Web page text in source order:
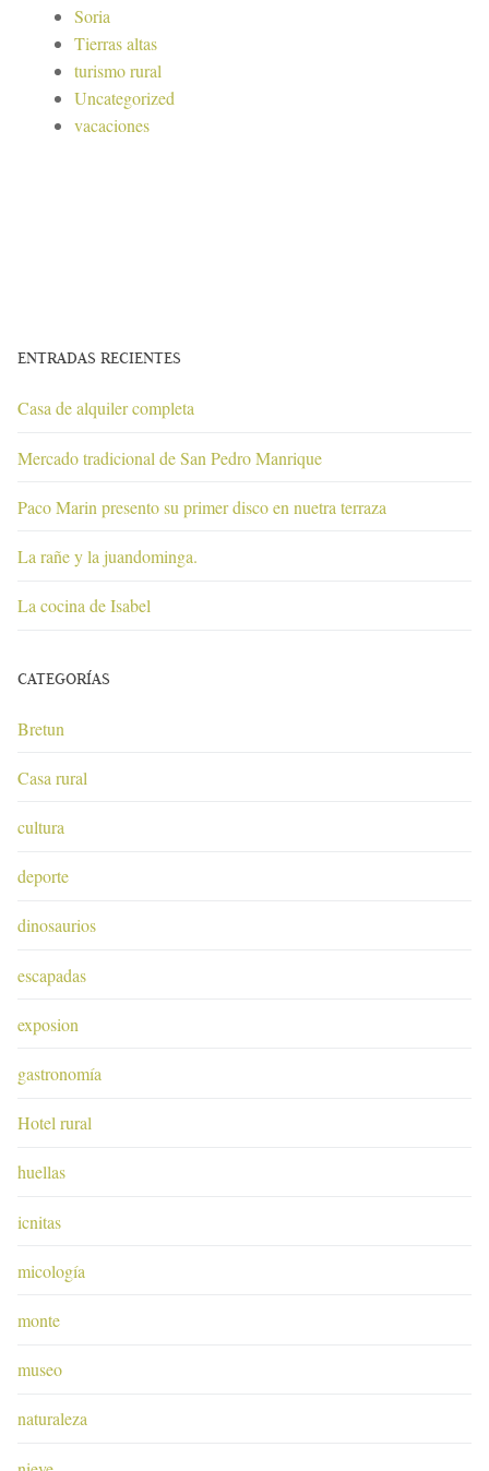
Soria
Tierras altas
turismo rural
Uncategorized
vacaciones
ENTRADAS RECIENTES
Casa de alquiler completa
Mercado tradicional de San Pedro Manrique
Paco Marin presento su primer disco en nuetra terraza
La rañe y la juandominga.
La cocina de Isabel
CATEGORÍAS
Bretun
Casa rural
cultura
deporte
dinosaurios
escapadas
exposion
gastronomía
Hotel rural
huellas
icnitas
micología
monte
museo
naturaleza